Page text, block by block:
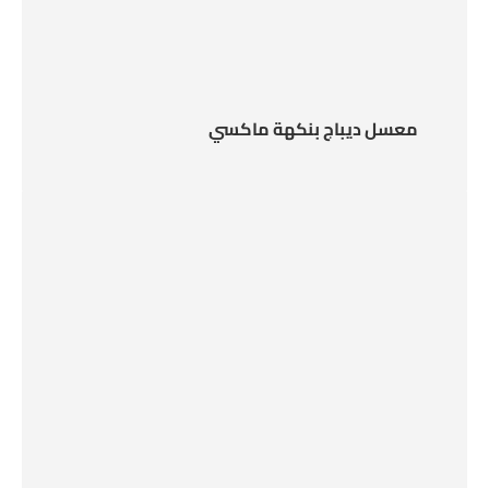
معسل ديباج بنكهة ماكسي